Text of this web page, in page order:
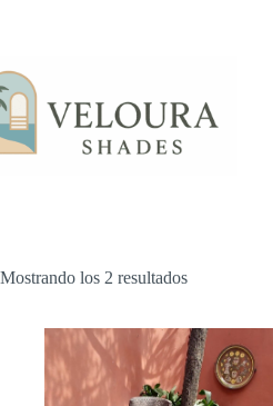
Mostrando los 2 resultados